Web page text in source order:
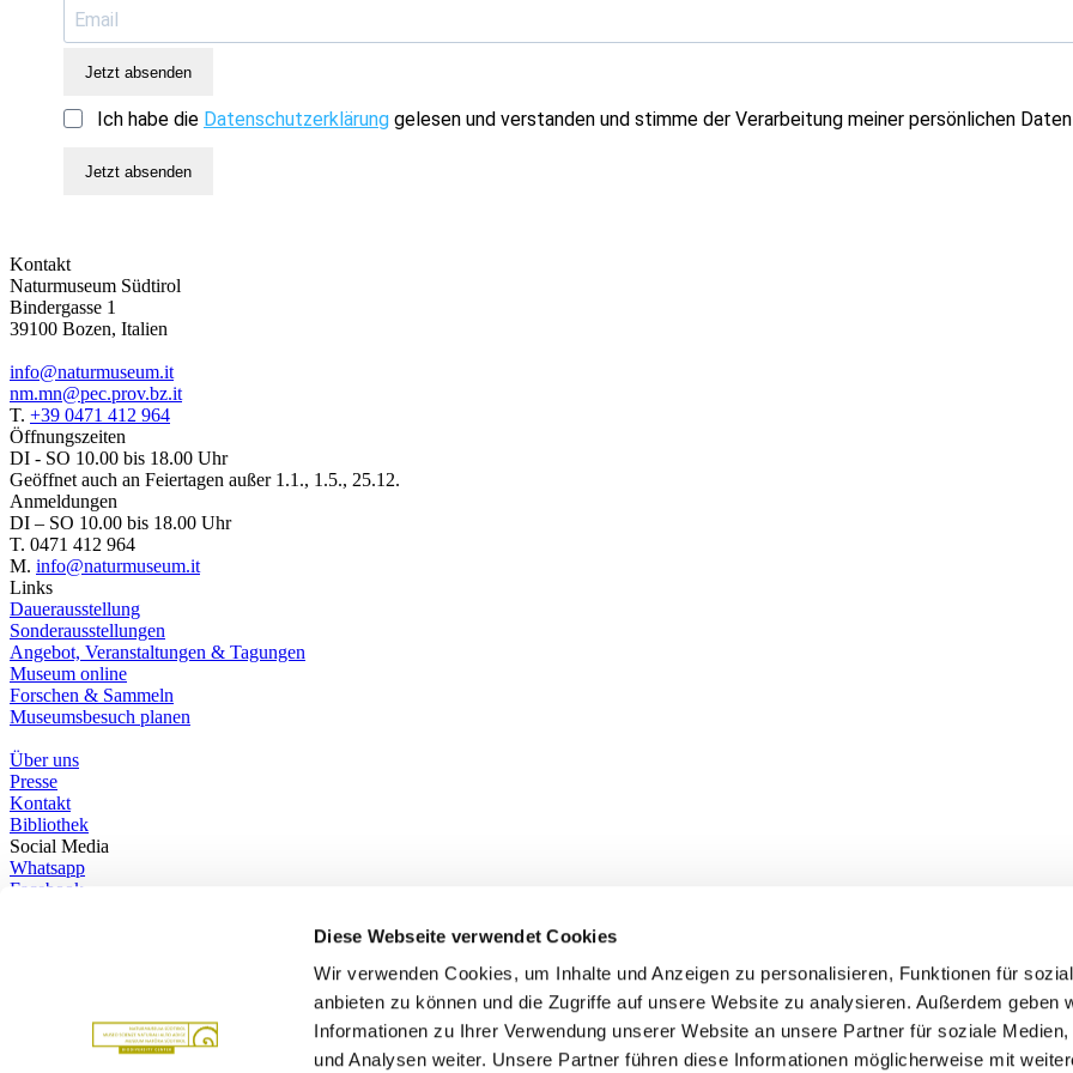
Diese Webseite verwendet Cookies
Wir verwenden Cookies, um Inhalte und Anzeigen zu personalisieren, Funktionen für
anbieten zu können und die Zugriffe auf unsere Website zu analysieren. Außerdem geben
Informationen zu Ihrer Verwendung unserer Website an unsere Partner für soziale Medien,
und Analysen weiter. Unsere Partner führen diese Informationen möglicherweise mit
Jetzt absenden
Ich habe die Datenschutzerklärung gelesen und verstanden und stimme der Verarbeitung meiner persönlichen
Jetzt absenden
Kontakt
Naturmuseum Südtirol
Bindergasse 1
39100 Bozen, Italien
info@naturmuseum.it
nm.mn@pec.prov.bz.it
T. +39 0471 412 964
Öffnungszeiten
DI - SO 10.00 bis 18.00 Uhr
Geöffnet auch an Feiertagen außer 1.1., 1.5., 25.12.
Anmeldungen
DI – SO 10.00 bis 18.00 Uhr
T. 0471 412 964
M. info@naturmuseum.it
Links
Dauerausstellung
Sonderausstellungen
Angebot, Veranstaltungen & Tagungen
Museum online
Forschen & Sammeln
Museumsbesuch planen
Über uns
Presse
Kontakt
Bibliothek
Social Media
Whatsapp
Facebook